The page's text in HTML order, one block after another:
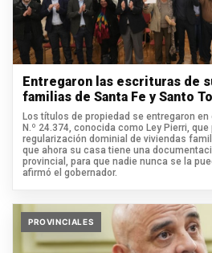
Entregaron las escrituras de
familias de Santa Fe y Santo
Los títulos de propiedad se entregaron en
N.º 24.374, conocida como Ley Pierri,
regularización dominial de viviendas
que ahora su casa tiene una
provincial, para que nadie nunca se la
afirmó el gobernador.
PROVINCIALES